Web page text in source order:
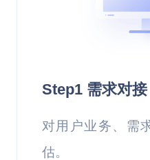
Step1 需求对接
对用户业务、需
估。